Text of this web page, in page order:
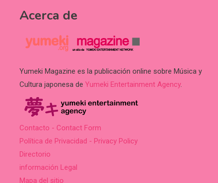
Acerca de
Yumeki Magazine es la publicación online sobre Música y
Cultura japonesa de Yumeki Entertainment Agency.
Contacto - Contact Form
Política de Privacidad - Privacy Policy
Directorio
información Legal
Mapa del sitio